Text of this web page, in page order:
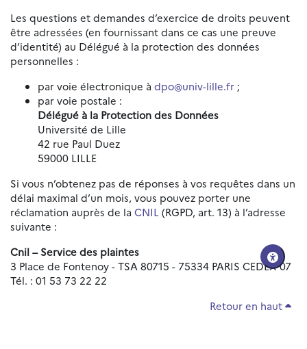
Les questions et demandes d’exercice de droits peuvent
être adressées (en fournissant dans ce cas une preuve
d’identité) au Délégué à la protection des données
personnelles :
par voie électronique à dpo@univ-lille.fr ;
par voie postale :
Délégué à la Protection des Données
Université de Lille
42 rue Paul Duez
59000 LILLE
Si vous n’obtenez pas de réponses à vos requêtes dans un
délai maximal d’un mois, vous pouvez porter une
réclamation auprès de la CNIL (RGPD, art. 13) à l’adresse
suivante :
Cnil – Service des plaintes
3 Place de Fontenoy - TSA 80715 - 75334 PARIS CEDEX 07
Tél. : 01 53 73 22 22
Retour en haut